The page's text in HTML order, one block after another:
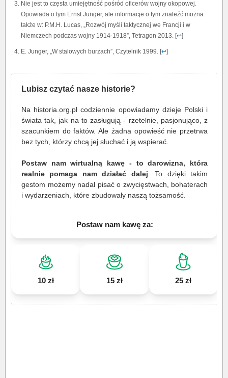
Nie jest to częsta umiejętność pośród oficerów wojny okopowej.
Opowiada o tym Ernst Junger, ale informacje o tym znaleźć można
także w: P.M.H. Lucas, „Rozwój myśli taktycznej we Francji i w
Niemczech podczas wojny 1914-1918”, Tetragon 2013. [↩]
E. Junger, „W stalowych burzach”, Czytelnik 1999. [↩]
Lubisz czytać nasze historie?
Na historia.org.pl codziennie opowiadamy dzieje Polski i
świata tak, jak na to zasługują - rzetelnie, pasjonująco, z
szacunkiem do faktów. Ale żadna opowieść nie przetrwa
bez tych, którzy chcą jej słuchać i ją wspierać.
Postaw nam wirtualną kawę - to darowizna, która
realnie pomaga nam działać dalej . To dzięki takim
gestom możemy nadal pisać o zwycięstwach, bohaterach
i wydarzeniach, które zbudowały naszą tożsamość.
Postaw nam kawę za:
10 zł 15 zł 25 zł